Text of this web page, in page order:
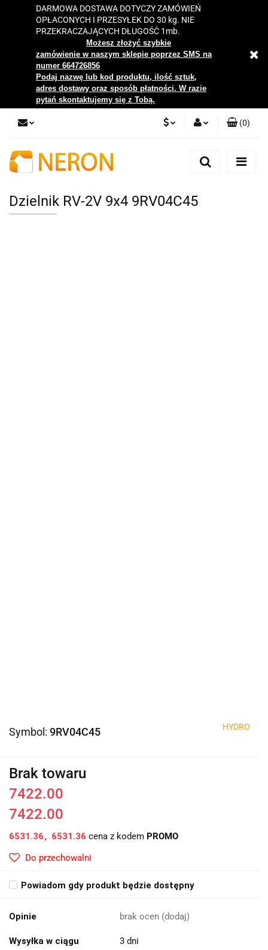
DARMOWA DOSTAWA DOTYCZY ZAMÓWIEŃ
OPŁACONYCH I PRZESYŁEK DO 30 kg. NIE
PRZEKRACZAJĄCYCH DŁUGOŚĆ 1mb.
Możesz złożyć szybkie
zamówienie w naszym sklepie poprzez SMS na
numer 664726856
Podaj nazwę lub kod produktu, ilość sztuk,
adres dostawy oraz sposób płatności. W razie
pytań skontaktujemy się z Tobą.
Zaloguj się
Zgody cookies
(0)
Dzielnik RV-2V 9x4 9RV04C45
Symbol: 9RV04C45 HYDRO
Brak towaru
7422.00
7422.00
6531.36 6531.36 cena z kodem PROMO
Do przechowalni
Powiadom gdy produkt będzie dostępny
Opinie brak ocen (dodaj)
Wysyłka w ciągu 3 dni